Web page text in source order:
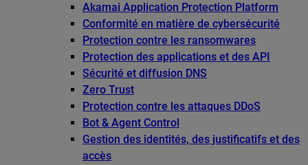
Akamai Application Protection Platform
Conformité en matière de cybersécurité
Protection contre les ransomwares
Protection des applications et des API
Sécurité et diffusion DNS
Zero Trust
Protection contre les attaques DDoS
Bot & Agent Control
Gestion des identités, des justificatifs et des
accès